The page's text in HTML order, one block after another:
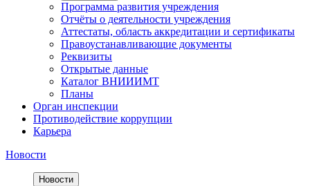
Программа развития учреждения
Отчёты о деятельности учреждения
Аттестаты, область аккредитации и сертификаты
Правоустанавливающие документы
Реквизиты
Открытые данные
Каталог ВНИИИМТ
Планы
Орган инспекции
Противодействие коррупции
Карьера
Новости
Новости